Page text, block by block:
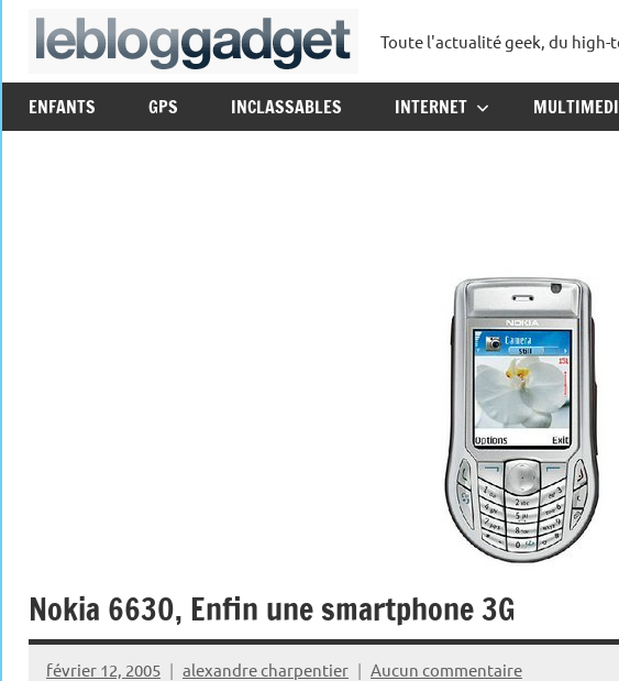
Aller
lebloggadget
Toute l'actualité geek, du high-
ENFANTS GPS INCLASSABLES INTERNET
Nokia 6630, Enfin une smartphone 3G
février 12, 2005 alexandre charpentier Aucun commentaire